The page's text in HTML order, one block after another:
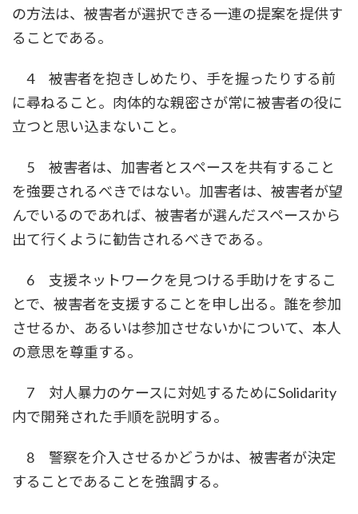
の方法は、被害者が選択できる一連の提案を提供す
ることである。
4 被害者を抱きしめたり、手を握ったりする前
に尋ねること。肉体的な親密さが常に被害者の役に
立つと思い込まないこと。
5 被害者は、加害者とスペースを共有すること
を強要されるべきではない。加害者は、被害者が望
んでいるのであれば、被害者が選んだスペースから
出て行くように勧告されるべきである。
6 支援ネットワークを見つける手助けをするこ
とで、被害者を支援することを申し出る。誰を参加
させるか、あるいは参加させないかについて、本人
の意思を尊重する。
7 対人暴力のケースに対処するためにSolidarity
内で開発された手順を説明する。
8 警察を介入させるかどうかは、被害者が決定
することであることを強調する。